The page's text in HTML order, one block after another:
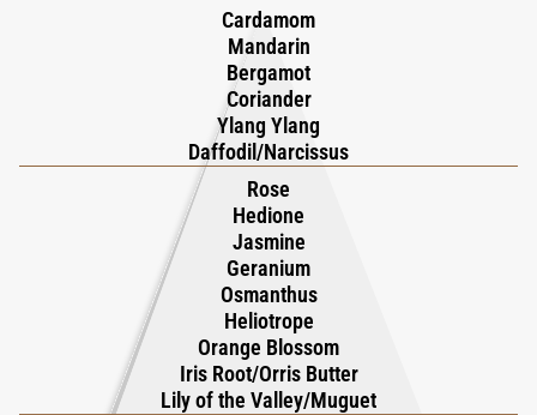
ζεστασιάς. Οι αφρώδεις νότες κορυφής από περγαμόντο,
μανταρίνι και κάρδαμο προσδίδουν ζωντάνια και φρεσκάδα, οι
οποίες εξελίσσονται αρμονικά σε μια πλούσια καρδιά από
γιασεμί, τριαντάφυλλο, άνθη πορτοκαλιάς, βούτυρο ίριδας,
υλάνγκ-υλάνγκ, νάρκισσο και ηλιοτρόπιο, προσδίδοντας μια
απαλή, πουδρένια γοητεία. Η βάση αποκαλύπτει μια βαθιά
εκλεπτυσμένη αρμονία από βετιβέρ, σανδαλόξυλο, πατσουλί
και βρύα δρυός, εμπλουτισμένη με τη ζεστασιά της τόνκα, του
αμπρέτ, της βανίλιας και των μόσχων, δημιουργώντας ένα
οικείο και διαρκές αποτύπωμα. Με συγκέντρωση 25% σε
Απόσταγμα Καθαρής Ευωδίας, το No.12 ισορροπεί με μαεστρία
ανάμεσα στη σύνθετη πολυπλοκότητα και τη μινιμαλιστική
Cardamom
Mandarin
Bergamot
Coriander
Ylang Ylang
Daffodil/Narcissus
Rose
Hedione
Jasmine
Geranium
Osmanthus
Heliotrope
Orange Blossom
Iris Root/Orris Butter
Lily of the Valley/Muguet